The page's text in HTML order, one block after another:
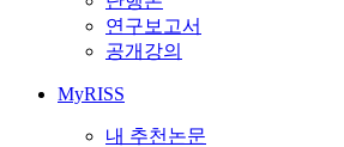
연구보고서
공개강의
MyRISS
내 추천논문